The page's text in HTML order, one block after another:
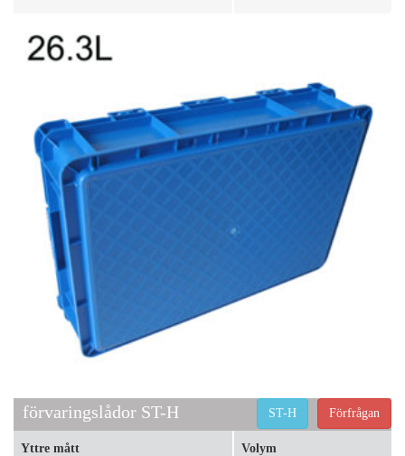
förvaringslådor ST-H Förfrågan
ST-H
Yttre mått Volym